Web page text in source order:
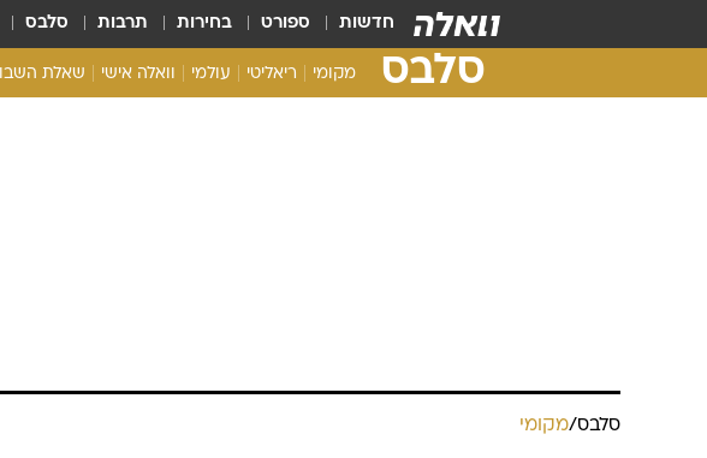
חדשות ספורט בחירות תרבות סלבס
סלבס מקומי ריאליטי עולמי וואלה אישי שאלת
סלבס/מקומי